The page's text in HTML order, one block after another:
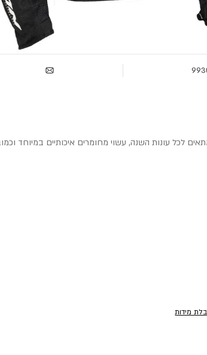
לכל עונות השנה, עשוי מחומרים איכותיים במיוחד
מידות